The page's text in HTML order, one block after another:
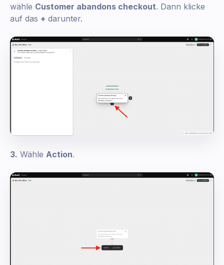
wähle Customer abandons checkout. Dann klicke
auf das + darunter.
3. Wähle Action.